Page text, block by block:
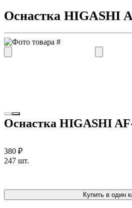
Оснастка HIGASHI
Оснастка HIGASHI
380 ₽
247 шт.
Купить в один